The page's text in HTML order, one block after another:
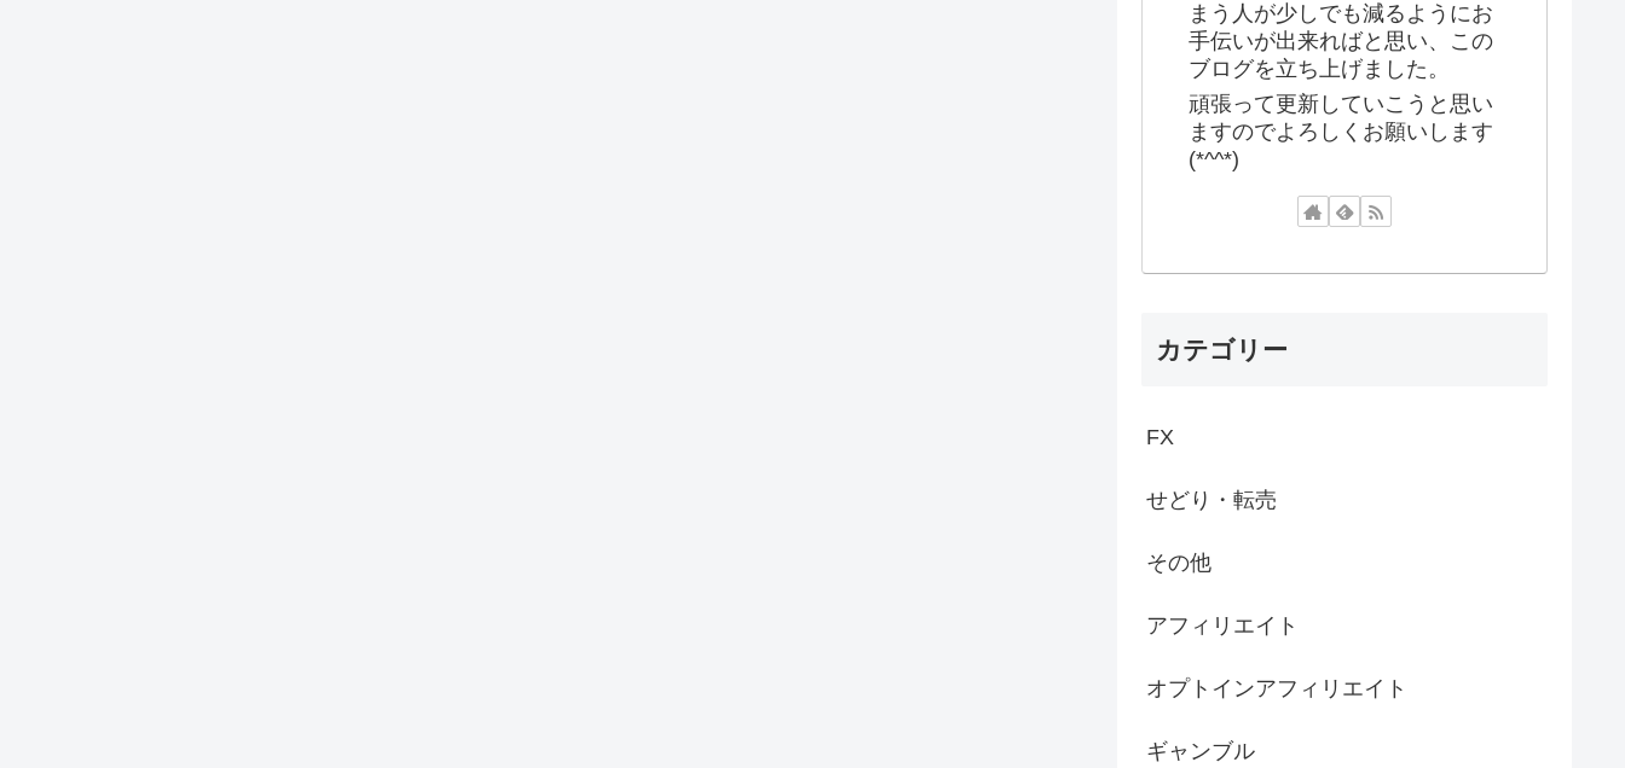
まう人が少しでも減るようにお
手伝いが出来ればと思い、この
ブログを立ち上げました。
頑張って更新していこうと思い
ますのでよろしくお願いします
(*^^*)
カテゴリー
FX
せどり・転売
その他
アフィリエイト
オプトインアフィリエイト
ギャンブル